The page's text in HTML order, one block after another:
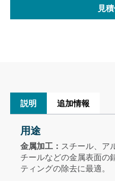
見
説明 追加情報
用途
金属加工： スチール、ア
チールなどの金属表面の
ティングの除去に最適。